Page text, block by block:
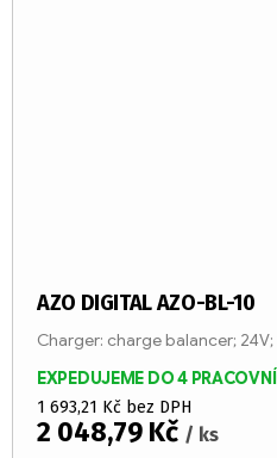
AZO DIGITAL AZO-BL-10
EXPEDUJEME DO 4
1 693,21 Kč bez DPH
2 048,79 Kč / ks
Charger: charge balancer; 24V;